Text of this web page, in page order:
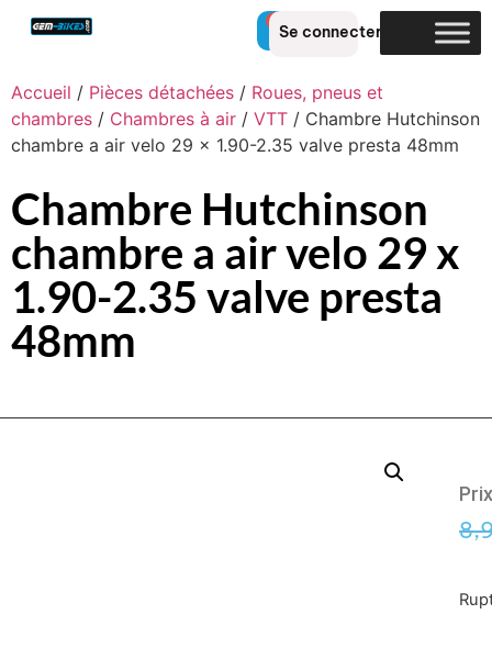
Se connecter
Accueil / Pièces détachées / Roues, pneus et
chambres / Chambres à air / VTT / Chambre Hutchinson
chambre a air velo 29 x 1.90-2.35 valve presta 48mm
Chambre Hutchinson
chambre a air velo 29 x
1.90-2.35 valve presta
48mm
Prix